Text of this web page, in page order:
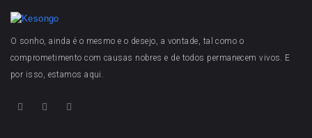
O sonho, ainda é o mesmo e o desejo, a vontade, tal como o
comprometimento com causas nobres e de todos permanecem vivos. E
por isso, estamos aqui.